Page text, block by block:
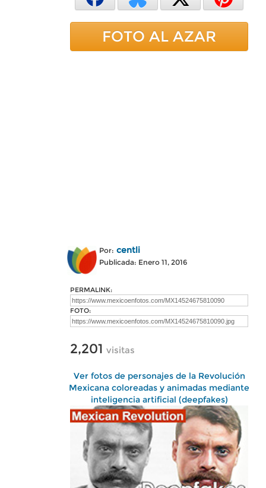
FOTO AL AZAR
Por: centli
Publicada: Enero 11, 2016
PERMALINK:
FOTO:
2,201 visitas
Ver fotos de personajes de la Revolución
Mexicana coloreadas y animadas mediante
inteligencia artificial (deepfakes)